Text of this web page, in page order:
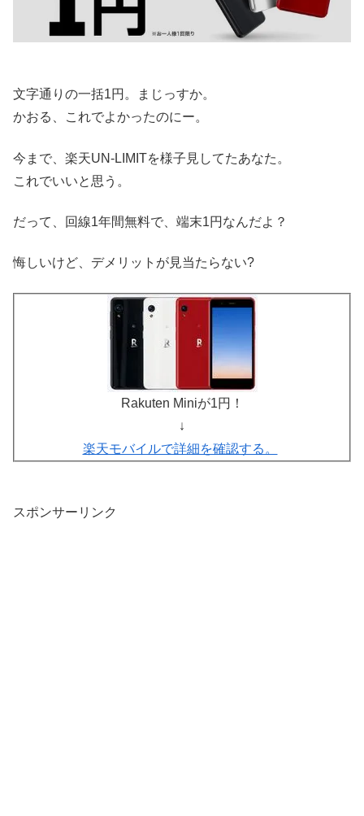
文字通りの一括1円。まじっすか。
かおる、これでよかったのにー。
今まで、楽天UN-LIMITを様子見してたあなた。
これでいいと思う。
だって、回線1年間無料で、端末1円なんだよ？
悔しいけど、デメリットが見当たらない?
Rakuten Miniが1円！
↓
楽天モバイルで詳細を確認する。
スポンサーリンク